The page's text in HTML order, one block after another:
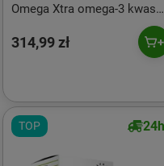
Omega Xtra omega-3 kwas
tłuszczowy EPA witamina D
237 ml smak cytryna
314,99 zł
TOP 24h